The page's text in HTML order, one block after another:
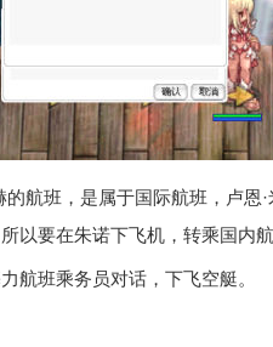
航班，是属于国际航班，卢
以要在朱诺下飞机，转乘国内航
航班乘务员对话，下飞空艇。